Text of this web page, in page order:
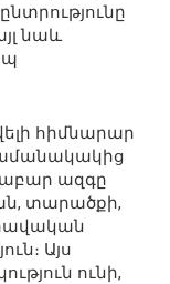
նաև
հիմնարար
ազգը
տարածքի,
Այս
ունի,